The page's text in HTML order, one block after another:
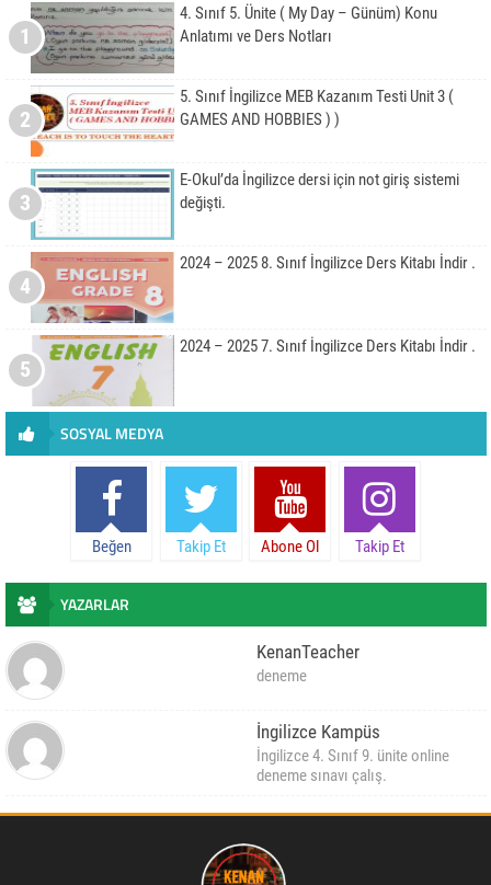
1
4. Sınıf 5. Ünite ( My Day – Günüm) Konu
Anlatımı ve Ders Notları
2
5. Sınıf İngilizce MEB Kazanım Testi Unit 3 (
GAMES AND HOBBIES ) )
3
E-Okul’da İngilizce dersi için not giriş sistemi
değişti.
4
2024 – 2025 8. Sınıf İngilizce Ders Kitabı İndir .
5
2024 – 2025 7. Sınıf İngilizce Ders Kitabı İndir .
SOSYAL MEDYA
Beğen Takip Et Abone Ol Takip Et
YAZARLAR
KenanTeacher
deneme
İngilizce Kampüs
İngilizce 4. Sınıf 9. ünite online
deneme sınavı çalış.